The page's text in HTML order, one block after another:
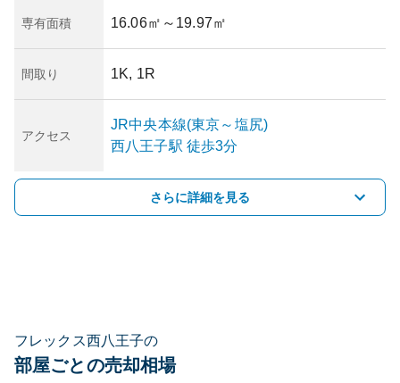
専有面積 16.06㎡ ～19.97㎡
間取り 1K, 1R
アクセス
JR中央本線(東京～塩尻)
西八王子駅 徒歩3分
さらに詳細を見る
フレックス西八王子の
部屋ごとの売却相場